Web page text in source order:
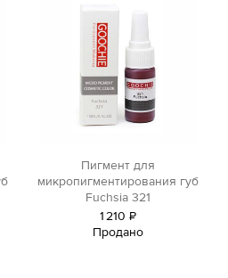
Пигмент для
микропигментирования губ
Fuchsia 321
1210 Р
уб.
Продано